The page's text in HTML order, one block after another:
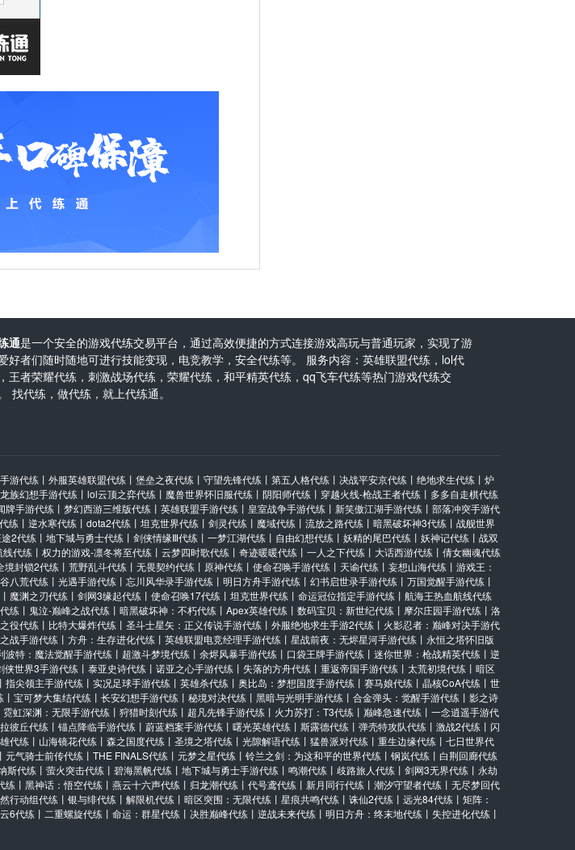
通是一个安全的游戏代练交易平台，通过高效便捷的方式连接游戏高玩与普通玩家，实现了游
好者们随时随地可进行技能变现，电竞教学，安全代练等。 服务内容：英雄联盟代练，lol代
王者荣耀代练，刺激战场代练，荣耀代练，和平精英代练，qq飞车代练等热门游戏代练交
找代练，做代练，就上代练通。
游代练 丨 外服英雄联盟代练 丨 堡垒之夜代练 丨 守望先锋代练 丨 第五人格代练 丨 决战平安京代练 丨 绝地求生代练 丨 炉
龙族幻想手游代练 丨 lol云顶之弈代练 丨 魔兽世界怀旧服代练 丨 阴阳师代练 丨 穿越火线-枪战王者代练 丨 多多自走棋代练
牌手游代练 丨 梦幻西游三维版代练 丨 英雄联盟手游代练 丨 皇室战争手游代练 丨 新笑傲江湖手游代练 丨 部落冲突手游代
练 丨 逆水寒代练 丨 dota2代练 丨 坦克世界代练 丨 剑灵代练 丨 魔域代练 丨 流放之路代练 丨 暗黑破坏神3代练 丨 战舰世界
2代练 丨 地下城与勇士代练 丨 剑侠情缘Ⅲ代练 丨 一梦江湖代练 丨 自由幻想代练 丨 妖精的尾巴代练 丨 妖神记代练 丨 战双
线代练 丨 权力的游戏-凛冬将至代练 丨 云梦四时歌代练 丨 奇迹暖暖代练 丨 一人之下代练 丨 大话西游代练 丨 倩女幽魂代练
境封锁2代练 丨 荒野乱斗代练 丨 无畏契约代练 丨 原神代练 丨 使命召唤手游代练 丨 天谕代练 丨 妄想山海代练 丨 游戏王：
八荒代练 丨 光遇手游代练 丨 忘川风华录手游代练 丨 明日方舟手游代练 丨 幻书启世录手游代练 丨 万国觉醒手游代练 丨
丨 魔渊之刃代练 丨 剑网3缘起代练 丨 使命召唤17代练 丨 坦克世界代练 丨 命运冠位指定手游代练 丨 航海王热血航线代练
练 丨 鬼泣-巅峰之战代练 丨 暗黑破坏神：不朽代练 丨 Apex英雄代练 丨 数码宝贝：新世纪代练 丨 摩尔庄园手游代练 丨 洛
役代练 丨 比特大爆炸代练 丨 圣斗士星矢：正义传说手游代练 丨 外服绝地求生手游2代练 丨 火影忍者：巅峰对决手游代
战手游代练 丨 方舟：生存进化代练 丨 英雄联盟电竞经理手游代练 丨 星战前夜：无烬星河手游代练 丨 永恒之塔怀旧版
波特：魔法觉醒手游代练 丨 超激斗梦境代练 丨 余烬风暴手游代练 丨 口袋王牌手游代练 丨 迷你世界：枪战精英代练 丨 逆
侠世界3手游代练 丨 泰亚史诗代练 丨 诺亚之心手游代练 丨 失落的方舟代练 丨 重返帝国手游代练 丨 太荒初境代练 丨 暗区
丨 指尖领主手游代练 丨 实况足球手游代练 丨 英雄杀代练 丨 奥比岛：梦想国度手游代练 丨 赛马娘代练 丨 晶核CoA代练 丨 世
丨 宝可梦大集结代练 丨 长安幻想手游代练 丨 秘境对决代练 丨 黑暗与光明手游代练 丨 合金弹头：觉醒手游代练 丨 影之诗
霓虹深渊：无限手游代练 丨 狩猎时刻代练 丨 超凡先锋手游代练 丨 火力苏打：T3代练 丨 巅峰急速代练 丨 一念逍遥手游代
彼丘代练 丨 锚点降临手游代练 丨 蔚蓝档案手游代练 丨 曙光英雄代练 丨 斯露德代练 丨 弹壳特攻队代练 丨 激战2代练 丨 闪
代练 丨 山海镜花代练 丨 森之国度代练 丨 圣境之塔代练 丨 光隙解语代练 丨 猛兽派对代练 丨 重生边缘代练 丨 七日世界代
丨 元气骑士前传代练 丨 THE FINALS代练 丨 元梦之星代练 丨 铃兰之剑：为这和平的世界代练 丨 钢岚代练 丨 白荆回廊代练
斯代练 丨 萤火突击代练 丨 碧海黑帆代练 丨 地下城与勇士手游代练 丨 鸣潮代练 丨 歧路旅人代练 丨 剑网3无界代练 丨 永劫
练 丨 黑神话：悟空代练 丨 燕云十六声代练 丨 归龙潮代练 丨 代号鸢代练 丨 新月同行代练 丨 潮汐守望者代练 丨 无尽梦回代
行动组代练 丨 银与绯代练 丨 解限机代练 丨 暗区突围：无限代练 丨 星痕共鸣代练 丨 诛仙2代练 丨 远光84代练 丨 矩阵：
6代练 丨 二重螺旋代练 丨 命运：群星代练 丨 决胜巅峰代练 丨 逆战未来代练 丨 明日方舟：终末地代练 丨 失控进化代练 丨